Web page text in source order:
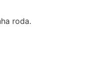
roda.